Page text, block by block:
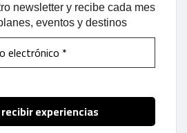
newsletter y recibe cada mes
eventos y destinos